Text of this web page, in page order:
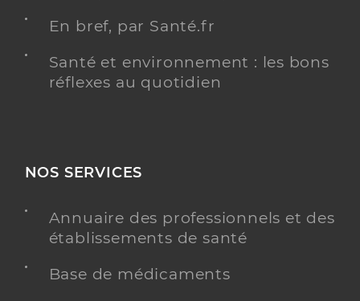
En bref, par Santé.fr
Santé et environnement : les bons
réflexes au quotidien
NOS SERVICES
Annuaire des professionnels et des
établissements de santé
Base de médicaments